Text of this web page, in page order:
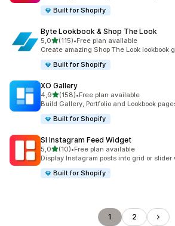
Built for Shopify
Byte Lookbook & Shop The Look
5,05 yıldız üzerinden
(115)
toplam 115 değerlendirme
•Free plan available
Create amazing Shop The Look lookbook
Built for Shopify
XO Gallery
4,95 yıldız üzerinden
(158)
toplam 158 değerlendirme
•Free plan available
Build Gallery, Portfolio and Lookbook
Built for Shopify
SI Instagram Feed Widget
5,05 yıldız üzerinden
(10)
toplam 10 değerlendirme
•Free plan available
Display Instagram posts into grid or
Built for Shopify
1 2